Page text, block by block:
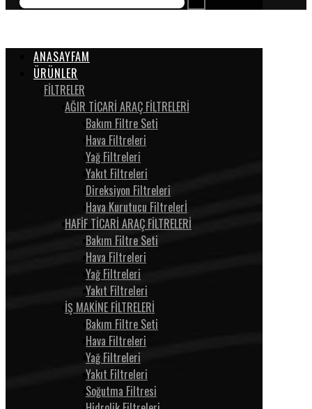
ANASAYFAM
ÜRÜNLER
FİLTRELER
AĞIR TİCARİ ARAÇ FİLTRELERİ
Bakım Filtre Seti
Hava Filtreleri
Yağ Filtreleri
Yakıt Filtreleri
Direksiyon Filtreleri
Hava Kurutucu Filtrelerİ
HAFİF TİCARİ ARAÇ FİLTRELERİ
Bakım Filtre Seti
Hava Filtreleri
Yağ Filtreleri
Yakıt Filtreleri
İŞ MAKİNE FİLTRELERİ
Bakım Filtre Seti
Hava Filtreleri
Yağ Filtreleri
Yakıt Filtreleri
Soğutma Filtresi